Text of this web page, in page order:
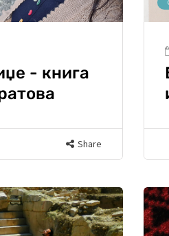
- книга
Share